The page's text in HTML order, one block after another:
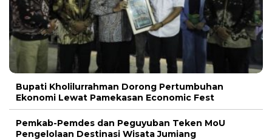
Bupati Kholilurrahman Dorong Pertumbuhan
Ekonomi Lewat Pamekasan Economic Fest
Pemkab-Pemdes dan Peguyuban Teken MoU
Pengelolaan Destinasi Wisata Jumiang